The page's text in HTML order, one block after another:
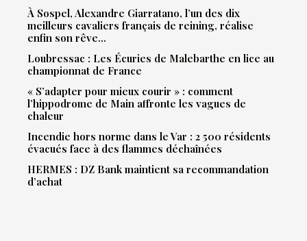
À Sospel, Alexandre Giarratano, l’un des dix
meilleurs cavaliers français de reining, réalise
enfin son rêve…
Loubressac : Les Écuries de Malebarthe en lice au
championnat de France
« S’adapter pour mieux courir » : comment
l’hippodrome de Main affronte les vagues de
chaleur
Incendie hors norme dans le Var : 2 500 résidents
évacués face à des flammes déchaînées
HERMES : DZ Bank maintient sa recommandation
d’achat